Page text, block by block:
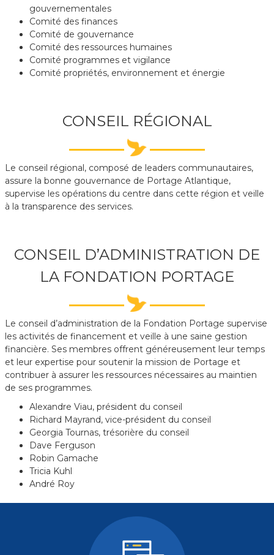
gouvernementales
Comité des finances
Comité de gouvernance
Comité des ressources humaines
Comité programmes et vigilance
Comité propriétés, environnement et énergie
CONSEIL RÉGIONAL
Le conseil régional, composé de leaders communautaires,
assure la bonne gouvernance de Portage Atlantique,
supervise les opérations du centre dans cette région et veille
à la transparence des services.
CONSEIL D’ADMINISTRATION DE
LA FONDATION PORTAGE
Le conseil d’administration de la Fondation Portage supervise
les activités de financement et veille à une saine gestion
financière. Ses membres offrent généreusement leur temps
et leur expertise pour soutenir la mission de Portage et
contribuer à assurer les ressources nécessaires au maintien
de ses programmes.
Alexandre Viau, président du conseil
Richard Mayrand, vice-président du conseil
Georgia Tournas, trésorière du conseil
Dave Ferguson
Robin Gamache
Tricia Kuhl
André Roy